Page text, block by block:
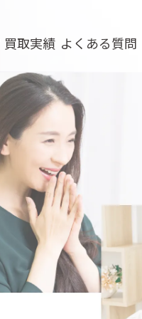
買取実績 よくある質問